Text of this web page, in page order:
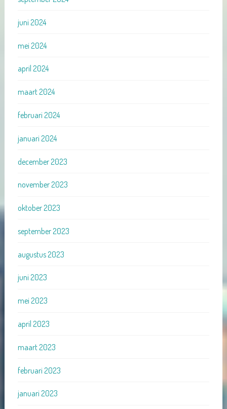
juni 2024
mei 2024
april 2024
maart 2024
februari 2024
januari 2024
december 2023
november 2023
oktober 2023
september 2023
augustus 2023
juni 2023
mei 2023
april 2023
maart 2023
februari 2023
januari 2023